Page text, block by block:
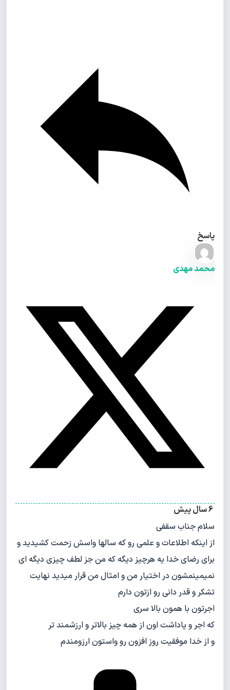
پاسخ
محمد مهدی
سلام جناب سقفی
از اینکه اطلاعات و علمی رو که سالها واسش زحمت کشیدید و
برای رضای خدا یه هرچیز دیگه که من جز لطف چیزی دیگه ای
نمیمینمشون در اختیار من و امثال من قرار میدید نهایت
تشکر و قدر دانی رو ازتون دارم
اجرتون با همون بالا سری
که اجر و پاداشت اون از همه چیز بالاتر و ارزشمند تر
و از خدا موفقیت روز افزون رو واستون ارزومندم